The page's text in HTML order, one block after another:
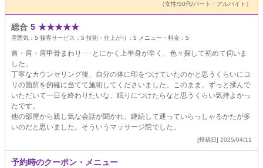
（女性/50代/パート・アルバイト）
総合 5 ★★★★★
雰囲気： 5 接客サービス： 5 技術・仕上がり： 5 メニュー・料金： 5
首・肩・肩甲骨まわり･･･とにかく上半身が辛く、色々探して初めて伺いま
した。
丁寧なカウンセリング後、自分の体に印をつけていたのかと思うくらいにコ
リの箇所を的確に当てて施術してくださいました。このまま、ずっと揉んで
いただいて一日を終わりたいな、眠りにつけたらなと思うくらい気持よかっ
たです。
他の部屋から親し気な会話が聞かれ、継続して通っていらっしゃるかたが多
いのだと思いました。そういうマッサージ院でした。
[投稿日] 2025/04/11
予約時のクーポン・メニュー